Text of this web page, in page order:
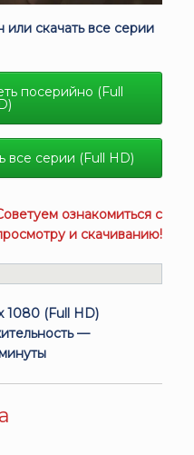
или скачать все серии
посерийно (Full
все серии (Full HD)
ознакомиться с
и скачиванию!
1080 (Full HD)
—